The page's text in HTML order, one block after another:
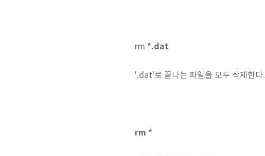
rm *.dat
'.dat'로 끝나는 파일을 모두 삭제한다.
rm *